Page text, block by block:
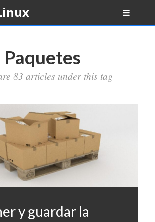
Paquetes
83 articles under this tag
y guardar la